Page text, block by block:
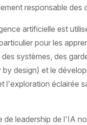
responsable des
artificielle est
pour les
systèmes, des
design) et le
l'exploration éclairée
leadership de l'IA